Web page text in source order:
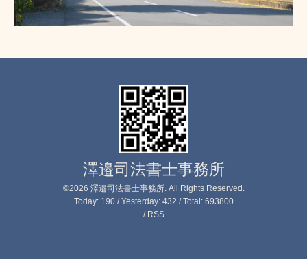
澤邉司法書士事務所
©2026 澤邉司法書士事務所. All Rights Reserved.
Today: 190/ Yesterday: 432 / Total: 693800
/ RSS